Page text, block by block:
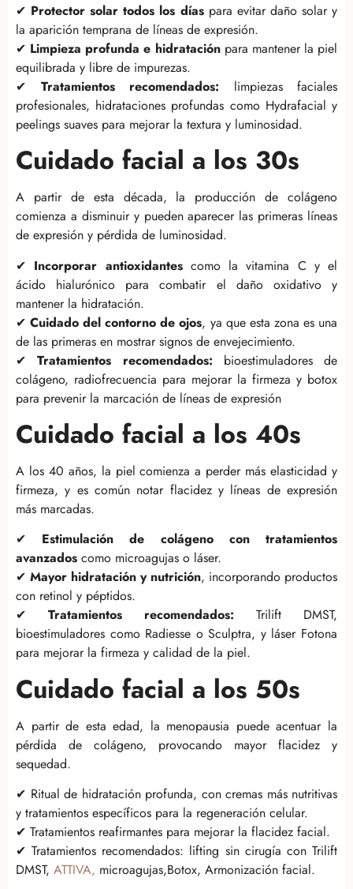
✔ Protector solar todos los díaspara evitar daño solar y
la aparición temprana de líneas de expresión.
✔ Limpieza profunda e hidrataciónpara mantener la piel
equilibrada y libre de impurezas.
✔ Tratamientos recomendados: limpiezas faciales
profesionales, hidrataciones profundas como Hydrafacial y
peelings suaves para mejorar la textura y luminosidad.
Cuidado facial a los 30s
A partir de esta década, la producción de colágeno
comienza a disminuir y pueden aparecer las primeras líneas
de expresión y pérdida de luminosidad.
✔ Incorporar antioxidantescomo la vitamina C y el
ácido hialurónico para combatir el daño oxidativo y
mantener la hidratación.
✔Cuidado del contorno de ojos, ya que esta zona es una
de las primeras en mostrar signos de envejecimiento.
✔Tratamientos recomendados: bioestimuladores de
colágeno, radiofrecuencia para mejorar la firmeza y botox
para prevenir la marcación de líneas de expresión
Cuidado facial a los 40s
A los 40 años, la piel comienza a perder más elasticidad y
firmeza, y es común notar flacidez y líneas de expresión
más marcadas.
✔ Estimulación de colágeno con tratamientos
avanzados como microagujas o láser.
✔ Mayor hidratación y nutrición, incorporando productos
con retinol y péptidos.
✔ Tratamientos recomendados: Trilift DMST,
bioestimuladores como Radiesse o Sculptra, y láser Fotona
para mejorar la firmeza y calidad de la piel.
Cuidado facial a los 50s
A partir de esta edad, la menopausia puede acentuar la
pérdida de colágeno, provocando mayor flacidez y
sequedad.
✔ Ritual de hidratación profunda, con cremas más nutritivas
y tratamientos específicos para la regeneración celular.
✔ Tratamientos reafirmantes para mejorar la flacidez facial.
✔ Tratamientos recomendados: lifting sin cirugía con Trilift
DMST, ATTIVA, microagujas,Botox, Armonización facial.